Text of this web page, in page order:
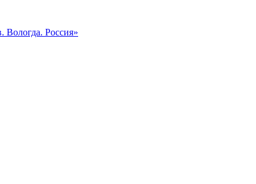
Вологда. Россия»